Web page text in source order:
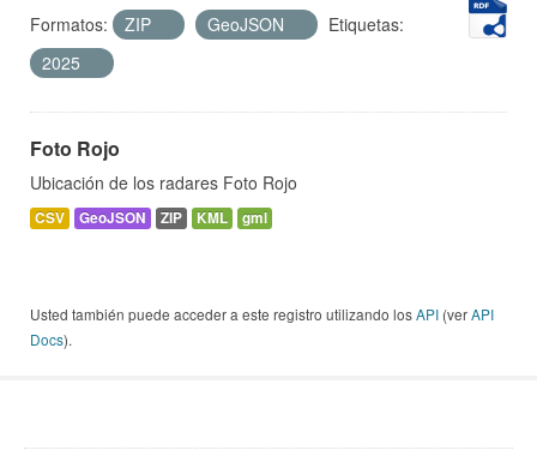
Formatos: ZIP GeoJSON
Etiquetas:
2025
Foto Rojo
Ubicación de los radares Foto Rojo
CSV GeoJSON ZIP KML gml
Usted también puede acceder a este registro utilizando losAPI (verAPI
Docs).